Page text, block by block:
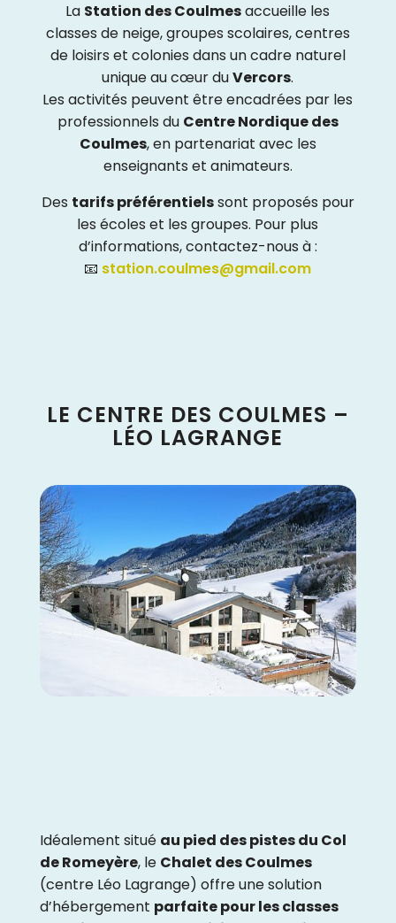
La Station des Coulmesaccueille les
classes de neige, groupes scolaires, centres
de loisirs et colonies dans un cadre naturel
unique au cœur duVercors.
Les activités peuvent être encadrées par les
professionnels du Centre Nordique des
Coulmes, en partenariat avec les
enseignants et animateurs.
Des tarifs préférentielssont proposés pour
les écoles et les groupes. Pour plus
d’informations, contactez-nous à :
📧 station.coulmes@gmail.com
LE CENTRE DES COULMES –
LÉO LAGRANGE
Idéalement situé au pied des pistes du Col
de Romeyère, le Chalet des Coulmes
(centre Léo Lagrange) offre une solution
d’hébergement parfaite pour les classes